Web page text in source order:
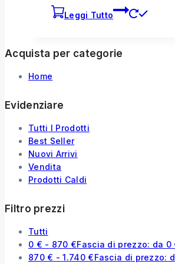
Leggi Tutto
Acquista per categorie
Home
Evidenziare
Tutti I Prodotti
Best Seller
Nuovi Arrivi
Vendita
Prodotti Caldi
Filtro prezzi
Tutti
0 € - 870 €Fascia di prezzo: da 0
870 € - 1.740 €Fascia di prezzo: